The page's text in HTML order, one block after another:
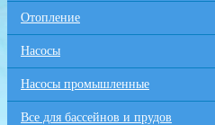
Отопление
Насосы
Насосы промышленные
Все для бaссейнов и прудов